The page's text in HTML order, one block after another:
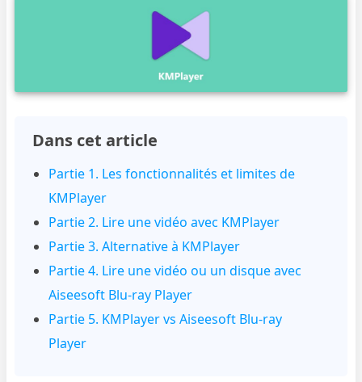
Dans cet article
Partie 1. Les fonctionnalités et limites de
KMPlayer
Partie 2. Lire une vidéo avec KMPlayer
Partie 3. Alternative à KMPlayer
Partie 4. Lire une vidéo ou un disque avec
Aiseesoft Blu-ray Player
Partie 5. KMPlayer vs Aiseesoft Blu-ray
Player